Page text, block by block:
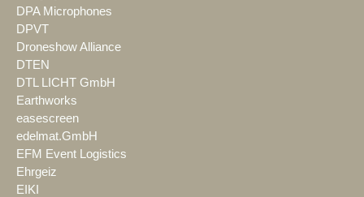
DPA Microphones
DPVT
Droneshow Alliance
DTEN
DTL LICHT GmbH
Earthworks
easescreen
edelmat.GmbH
EFM Event Logistics
Ehrgeiz
EIKI